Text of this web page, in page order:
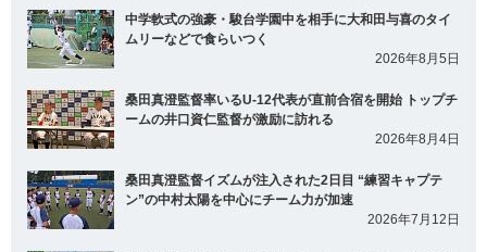
中学軟式の強豪・駿台学園中を相手に大和田与喜のタイ
ムリーなどで食らいつく
2026年8月5日
桑田真澄監督率いるU-12代表が直前合宿を開始 トップチ
ームの井口資仁監督が激励に訪れる
2026年8月4日
桑田真澄監督イズムが注入された2日目 “練習キャプテ
ン”の中村太陽を中心にチーム力が加速
2026年7月12日